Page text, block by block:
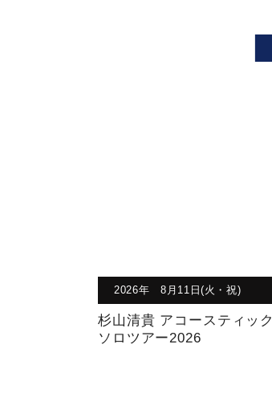
2026年 8月11日(火・祝)
杉山清貴 アコースティック
ソロツアー2026